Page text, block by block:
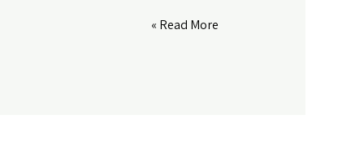
LINKהאמת
Read More »